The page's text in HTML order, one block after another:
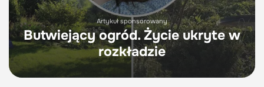
Artykuł sponsorowany
Butwiejący ogród. Życie ukryte w
rozkładzie